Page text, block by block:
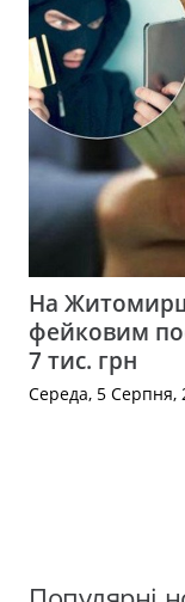
На
фейковим
7 тис. грн
Середа, 5 Серпня,